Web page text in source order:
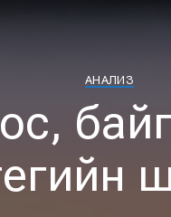
АНАЛИЗ